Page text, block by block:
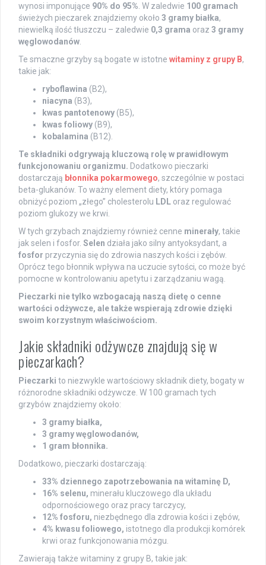
wynosi imponujące 90% do 95% . W zaledwie 100 gramach
świeżych pieczarek znajdziemy około 3 gramy białka,
niewielką ilość tłuszczu – zaledwie 0,3 grama oraz 3 gramy
węglowodanów
Te smaczne grzyby są bogate w istotne witaminy z grupy B,
takie jak:
ryboflawina (B2),
niacyna (B3),
kwas pantotenowy (B5),
kwas foliowy (B9),
kobalamina (B12).
Te składniki odgrywają kluczową rolę w prawidłowym
funkcjonowaniu organizmu. Dodatkowo pieczarki
dostarczają błonnika pokarmowego, szczególnie w postaci
beta-glukanów. To ważny element diety, który pomaga
obniżyć poziom „złego” cholesterolu LDL oraz regulować
poziom glukozy we krwi.
W tych grzybach znajdziemy również cenne minerały, takie
jak selen i fosfor. Selen działa jako silny antyoksydant, a
fosfor przyczynia się do zdrowia naszych kości i zębów.
Oprócz tego błonnik wpływa na uczucie sytości, co może być
pomocne w kontrolowaniu apetytu i zarządzaniu wagą.
Pieczarki nie tylko wzbogacają naszą dietę o cenne
wartości odżywcze, ale także wspierają zdrowie dzięki
swoim korzystnym właściwościom.
Jakie składniki odżywcze znajdują się w
pieczarkach?
Pieczarki to niezwykle wartościowy składnik diety, bogaty w
różnorodne składniki odżywcze. W 100 gramach tych
grzybów znajdziemy około:
3 gramy białka,
3 gramy węglowodanów,
1 gram błonnika.
Dodatkowo, pieczarki dostarczają:
33% dziennego zapotrzebowania na witaminę D,
16% selenu, minerału kluczowego dla układu
odpornościowego oraz pracy tarczycy,
12% fosforu, niezbędnego dla zdrowia kości i zębów,
4% kwasu foliowego, istotnego dla produkcji komórek
krwi oraz funkcjonowania mózgu.
Zawierają także witaminy z grupy B, takie jak: